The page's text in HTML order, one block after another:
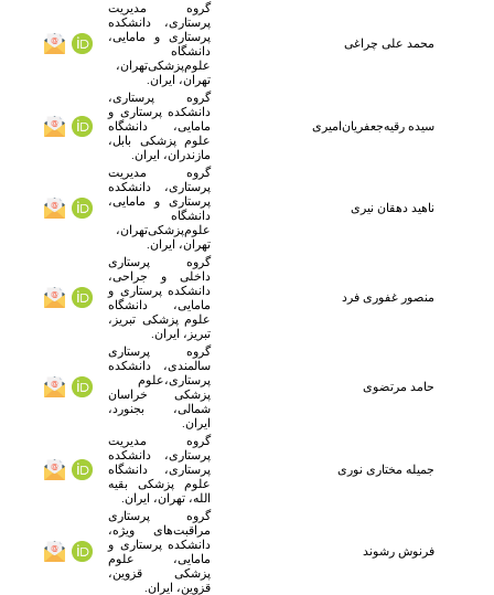
محمد علی چراغی
گروه مدیریت
پرستاری، دانشکده
پرستاری و مامایی،
دانشگاه
علوم‌پزشکی‌تهران،
تهران، ایران.
سیده رقیهجعفریان‌امیری
گروه پرستاری،
دانشکده پرستاری و
مامایی، دانشگاه
علوم پزشکی بابل،
مازندران، ایران.
ناهید دهقان نیری
گروه مدیریت
پرستاری، دانشکده
پرستاری و مامایی،
دانشگاه
علوم‌پزشکی‌تهران،
تهران، ایران.
منصور غفوری فرد
گروه پرستاری
داخلی و جراحی،
دانشکده پرستاری و
مامایی، دانشگاه
علوم پزشکی تبریز،
تبریز، ایران.
حامد مرتضوی
گروه پرستاری
سالمندی، دانشکده
پرستاری،علوم
پزشکی خراسان
شمالی، بجنورد،
ایران.
جمیله مختاری نوری
گروه مدیریت
پرستاری، دانشکده
پرستاری، دانشگاه
علوم پزشکی بقیه
الله، تهران، ایران.
فرنوش رشوند
گروه پرستاری
مراقبت‌های ویژه،
دانشکده پرستاری و
مامایی، علوم
پزشکی قزوین،
قزوین، ایران.